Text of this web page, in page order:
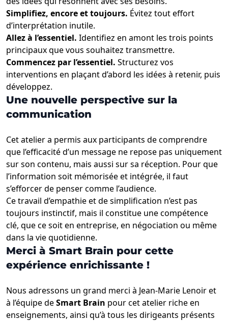
Simplifiez, encore et toujours. Évitez tout effort
d’interprétation inutile.
Allez à l’essentiel. Identifiez en amont les trois points
principaux que vous souhaitez transmettre.
Commencez par l’essentiel. Structurez vos
interventions en plaçant d’abord les idées à retenir, puis
développez.
Une nouvelle perspective sur la
communication
Cet atelier a permis aux participants de comprendre
que l’efficacité d’un message ne repose pas uniquement
sur son contenu, mais aussi sur sa réception. Pour que
l’information soit mémorisée et intégrée, il faut
s’efforcer de penser comme l’audience.
Ce travail d’empathie et de simplification n’est pas
toujours instinctif, mais il constitue une compétence
clé, que ce soit en entreprise, en négociation ou même
dans la vie quotidienne.
Merci à Smart Brain pour cette
expérience enrichissante !
Nous adressons un grand merci à Jean-Marie Lenoir et
à l’équipe deSmart Brain pour cet atelier riche en
enseignements, ainsi qu’à tous les dirigeants présents